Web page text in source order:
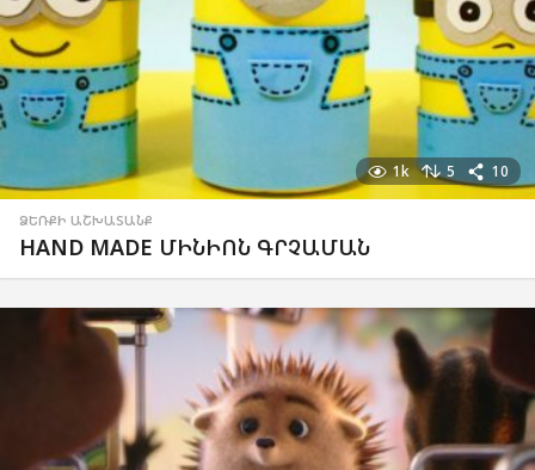
1k 5 10
ՁԵՌՔԻ ԱՇԽԱՏԱՆՔ
HAND MADE ՄԻՆԻՈՆ ԳՐՉԱՄԱՆ